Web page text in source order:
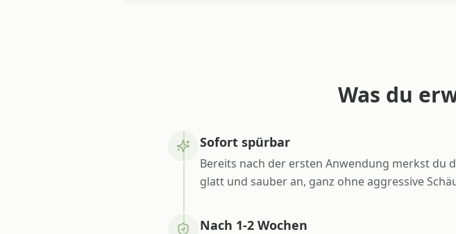
Was du
Sofort spürbar
Bereits nach der ersten Anwendung merkst du
glatt und sauber an, ganz ohne aggressive
Nach 1-2 Wochen